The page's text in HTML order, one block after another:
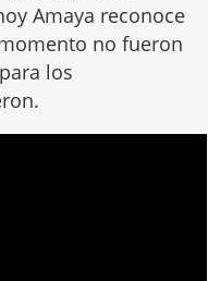
Amaya reconoce
no fueron
los